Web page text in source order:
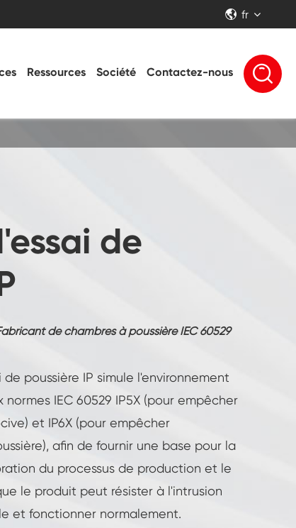
 fr
Ressources Société Contactez-nous 
de
de chambres à poussière IEC 60529
de poussière IP simule l'environnement
IEC 60529 IP5X (pour empêcher
et IP6X (pour empêcher
afin de fournir une base pour la
du processus de production et le
le produit peut résister à l'intrusion
et fonctionner normalement.